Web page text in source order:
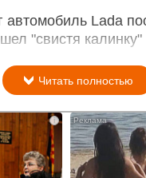
автомобиль Lada
"свистя
Читать полностью